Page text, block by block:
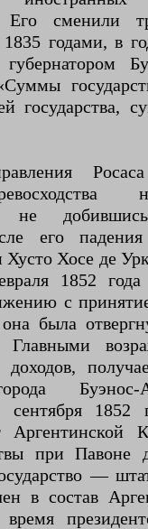
Его сменили
годами, в
государства,
Росаса
не
его
Хосе де
1852
с
была
Главными
доходов,
1852
Аргентинской
при Павоне
—
в состав